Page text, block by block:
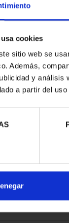
cookies
sitio web se
Además,
y análisis
a partir del
HERITAGE
TOLEDO
BY: